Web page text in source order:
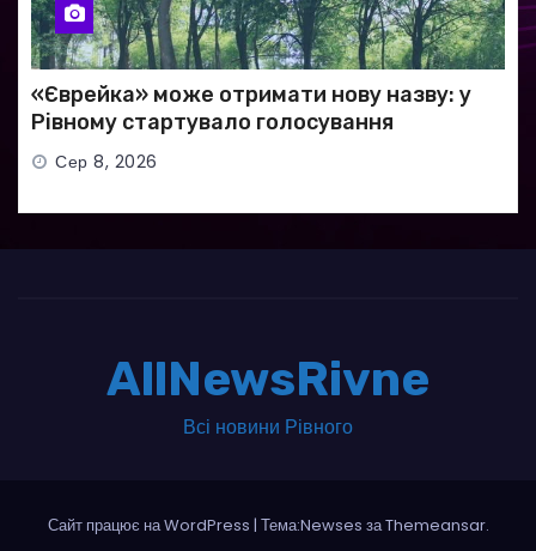
«Єврейка» може отримати нову назву: у
Рівному стартувало голосування
Сер 8, 2026
AllNewsRivne
Всі новини Рівного
Сайт працює на WordPress | Тема:Newses заThemeansar.